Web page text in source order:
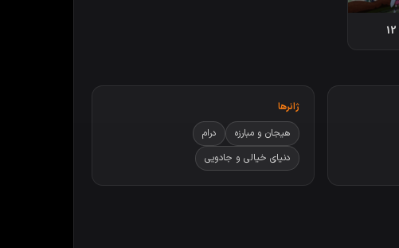
ژانرها
هیجان و مبارزه
درام
دنیای خیالی و جادویی